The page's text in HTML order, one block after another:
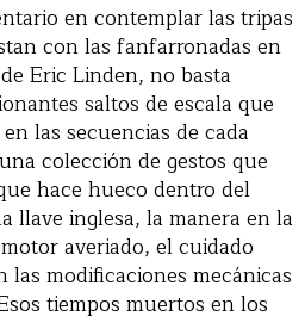
en contemplar las tripas
con las fanfarronadas en
Eric Linden, no basta
saltos de escala que
las secuencias de cada
colección de gestos que
hace hueco dentro del
llave inglesa, la manera en la
averiado, el cuidado
modificaciones mecánicas
tiempos muertos en los